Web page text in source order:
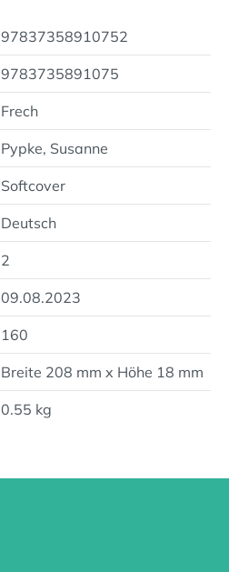
97837358910752
9783735891075
Frech
Pypke, Susanne
Softcover
Deutsch
2
09.08.2023
160
Breite 208 mm x Höhe 18 mm
0.55 kg